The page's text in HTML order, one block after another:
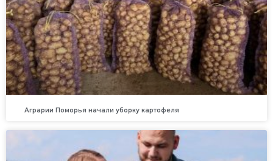
Аграрии Поморья начали уборку картофеля